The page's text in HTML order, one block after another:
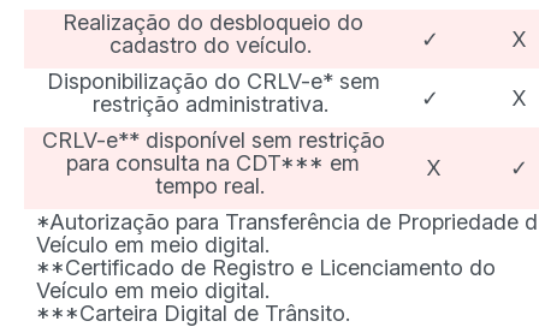
Realização do desbloqueio do
cadastro do veículo.
✓
X
Disponibilização do CRLV-e* sem
restrição administrativa.
✓
X
CRLV-e** disponível sem restrição
para consulta na CDT*** em
tempo real.
X ✓
*Autorização para Transferência de Propriedade
Veículo em meio digital.
**Certificado de Registro e Licenciamento do
Veículo em meio digital.
***Carteira Digital de Trânsito.